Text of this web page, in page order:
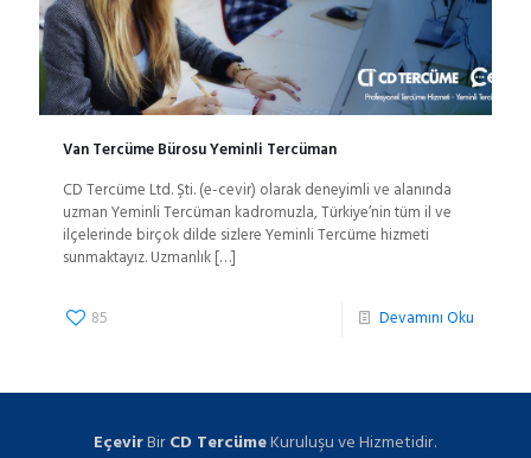
Van Tercüme Bürosu Yeminli Tercüman
CD Tercüme Ltd. Şti. (e-cevir) olarak deneyimli ve alanında
uzman Yeminli Tercüman kadromuzla, Türkiye’nin tüm il ve
ilçelerinde birçok dilde sizlere Yeminli Tercüme hizmeti
sunmaktayız. Uzmanlık[…]
85 Devamını Oku
EçevirBirCD TercümeKuruluşu ve Hizmetidir.